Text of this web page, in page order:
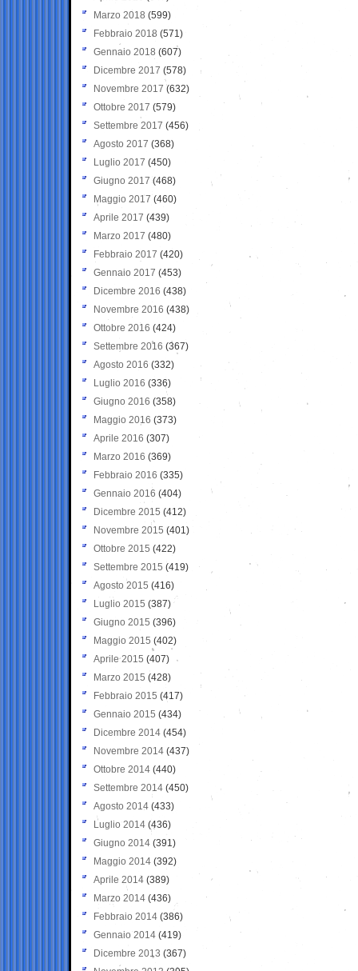
Marzo 2018 (599)
Febbraio 2018 (571)
Gennaio 2018 (607)
Dicembre 2017 (578)
Novembre 2017 (632)
Ottobre 2017 (579)
Settembre 2017 (456)
Agosto 2017 (368)
Luglio 2017 (450)
Giugno 2017 (468)
Maggio 2017 (460)
Aprile 2017 (439)
Marzo 2017 (480)
Febbraio 2017 (420)
Gennaio 2017 (453)
Dicembre 2016 (438)
Novembre 2016 (438)
Ottobre 2016 (424)
Settembre 2016 (367)
Agosto 2016 (332)
Luglio 2016 (336)
Giugno 2016 (358)
Maggio 2016 (373)
Aprile 2016 (307)
Marzo 2016 (369)
Febbraio 2016 (335)
Gennaio 2016 (404)
Dicembre 2015 (412)
Novembre 2015 (401)
Ottobre 2015 (422)
Settembre 2015 (419)
Agosto 2015 (416)
Luglio 2015 (387)
Giugno 2015 (396)
Maggio 2015 (402)
Aprile 2015 (407)
Marzo 2015 (428)
Febbraio 2015 (417)
Gennaio 2015 (434)
Dicembre 2014 (454)
Novembre 2014 (437)
Ottobre 2014 (440)
Settembre 2014 (450)
Agosto 2014 (433)
Luglio 2014 (436)
Giugno 2014 (391)
Maggio 2014 (392)
Aprile 2014 (389)
Marzo 2014 (436)
Febbraio 2014 (386)
Gennaio 2014 (419)
Dicembre 2013 (367)